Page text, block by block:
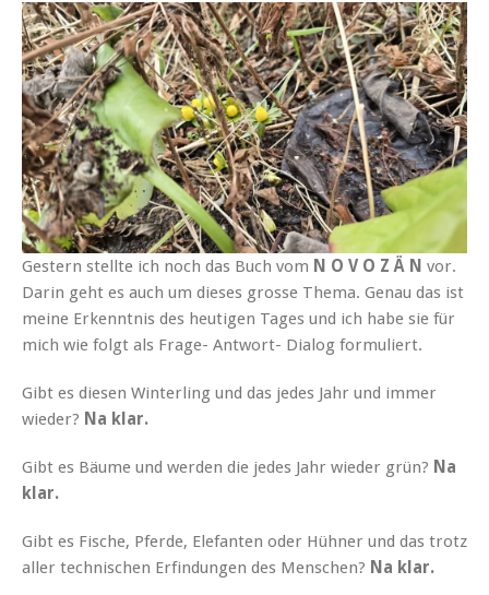
Gestern stellte ich noch das Buch vom N O V O Z Ä N vor.
Darin geht es auch um dieses grosse Thema. Genau das ist
meine Erkenntnis des heutigen Tages und ich habe sie für
mich wie folgt als Frage- Antwort- Dialog formuliert.
Gibt es diesen Winterling und das jedes Jahr und immer
wieder? Na klar.
Gibt es Bäume und werden die jedes Jahr wieder grün? Na
klar.
Gibt es Fische, Pferde, Elefanten oder Hühner und das trotz
aller technischen Erfindungen des Menschen? Na klar.